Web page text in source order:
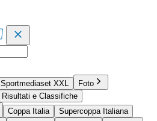
Sportmediaset XXL
Foto
Risultati e Classifiche
Coppa Italia
Supercoppa Italiana